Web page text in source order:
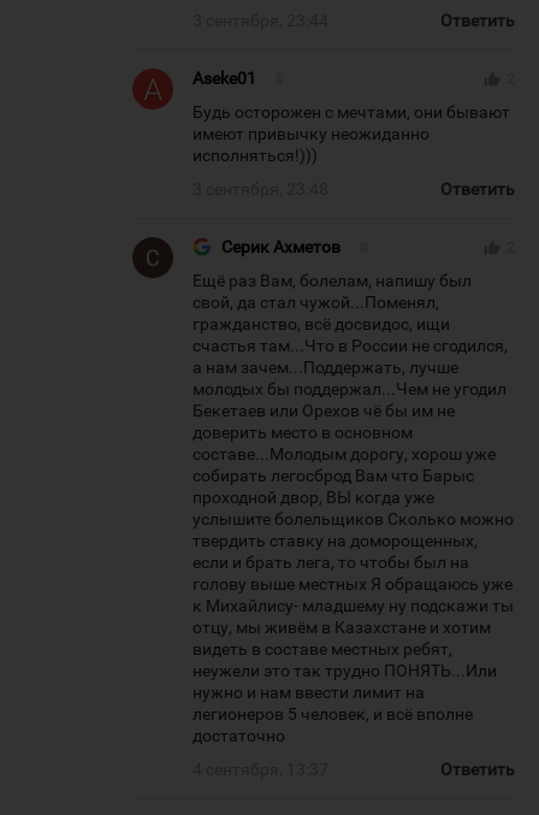
Ответить
Aseke01
Будь осторожен с мечтами, они бывают
имеют привычку неожиданно
исполняться!)))
Ответить
Серик Ахметов
Ещё раз Вам, болелам, напишу был
свой, да стал чужой...Поменял,
гражданство, всё досвидос, ищи
счастья там...Что в России не сгодился,
а нам зачем...Поддержать, лучше
молодых бы поддержал...Чем не угодил
Бекетаев или Орехов чё бы им не
доверить место в основном
составе...Молодым дорогу, хорош уже
собирать легосброд Вам что Барыс
проходной двор, ВЫ когда уже
услышите болельщиков Сколько можно
твердить ставку на доморощенных,
если и брать лега, то чтобы был на
голову выше местных Я обращаюсь уже
к Михайлису- младшему ну подскажи ты
отцу, мы живём в Казахстане и хотим
видеть в составе местных ребят,
неужели это так трудно ПОНЯТЬ...Или
нужно и нам ввести лимит на
легионеров 5 человек, и всё вполне
достаточно
Ответить